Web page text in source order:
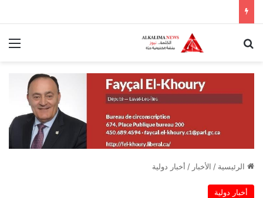
الرئيسية / الأخبار / أخبار دولية
أخبار دولية